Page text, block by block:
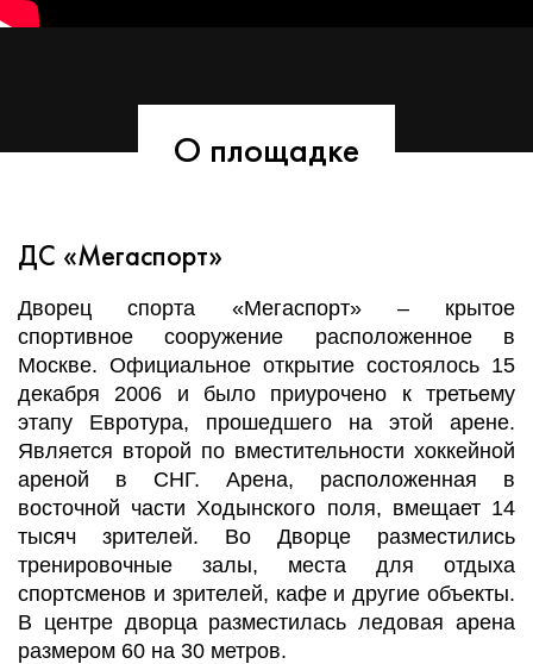
О площадке
ДС «Мегаспорт»
Дворец спорта «Мегаспорт» – крытое
спортивное сооружение расположенное в
Москве. Официальное открытие состоялось 15
декабря 2006 и было приурочено к третьему
этапу Евротура, прошедшего на этой арене.
Является второй по вместительности хоккейной
ареной в СНГ. Арена, расположенная в
восточной части Ходынского поля, вмещает 14
тысяч зрителей. Во Дворце разместились
тренировочные залы, места для отдыха
спортсменов и зрителей, кафе и другие объекты.
В центре дворца разместилась ледовая арена
размером 60 на 30 метров.